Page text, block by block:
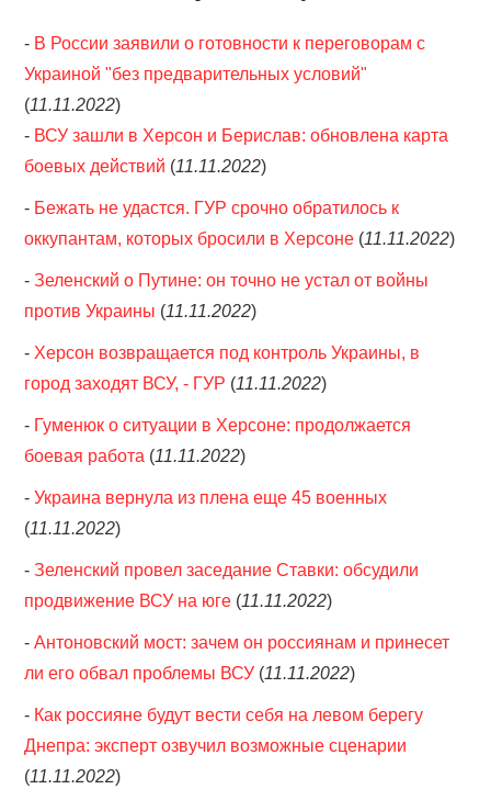
ОБЪЯВЛЕНИЯ
ТРАНСПОРТ
КУДА ПОЙТИ
АВТОБАЗАР
КОНТАКТЫ
>
- В России заявили о готовности к переговорам с
Украиной "без предварительных условий"
(11.11.2022)
- ВСУ зашли в Херсон и Берислав: обновлена карта
боевых действий (11.11.2022)
- Бежать не удастся. ГУР срочно обратилось к
оккупантам, которых бросили в Херсоне (11.11.2022)
-Зеленский о Путине: он точно не устал от войны
против Украины (11.11.2022)
- Херсон возвращается под контроль Украины, в
город заходят ВСУ, - ГУР (11.11.2022)
- Гуменюк о ситуации в Херсоне: продолжается
боевая работа (11.11.2022)
-Украина вернула из плена еще 45 военных
(11.11.2022)
-Зеленский провел заседание Ставки: обсудили
продвижение ВСУ на юге (11.11.2022)
-Антоновский мост: зачем он россиянам и принесет
ли его обвал проблемы ВСУ (11.11.2022)
- Как россияне будут вести себя на левом берегу
Днепра: эксперт озвучил возможные сценарии
(11.11.2022)